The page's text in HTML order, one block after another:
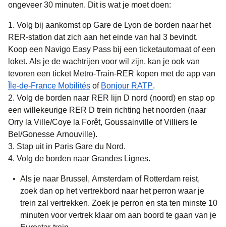
ongeveer 30 minuten. Dit is wat je moet doen:
Volg bij aankomst op Gare de Lyon de borden naar het
RER-station dat zich aan het einde van hal 3 bevindt.
Koop een Navigo Easy Pass bij een ticketautomaat of een
loket. Als je de wachtrijen voor wil zijn, kan je ook van
tevoren een ticket Metro-Train-RER kopen met de app van
Île-de-France Mobilités( opent in een nieuwe tab
of Bonjour RATP(.
Volg de borden naar RER lijn D nord (noord) en stap op
een willekeurige RER D trein richting het noorden (naar
Orry la Ville/Coye la Forêt, Goussainville of Villiers le
Bel/Gonesse Arnouville).
Stap uit in Paris Gare du Nord.
Volg de borden naar Grandes Lignes.
Als je naar Brussel, Amsterdam of Rotterdam reist,
zoek dan op het vertrekbord naar het perron waar je
trein zal vertrekken. Zoek je perron en sta ten minste 10
minuten voor vertrek klaar om aan boord te gaan van je